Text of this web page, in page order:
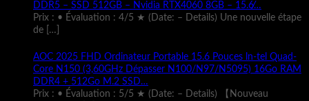
DDR5 – SSD 512GB – Nvidia RTX4060 8GB – 15.6̸…
Prix : • Évaluation : 4/5 ★ (Date: – Details) Une nouvelle étape
de
[…]
AOC 2025 FHD Ordinateur Portable 15.6 Pouces ln-tel Quad-
Core N150 (3,60GHz Dépasser N100/N97/N5095) 16Go RAM
DDR4 + 512Go M.2 SSD…
Prix : • Évaluation : 5/5 ★ (Date: – Details) 【Nouveau